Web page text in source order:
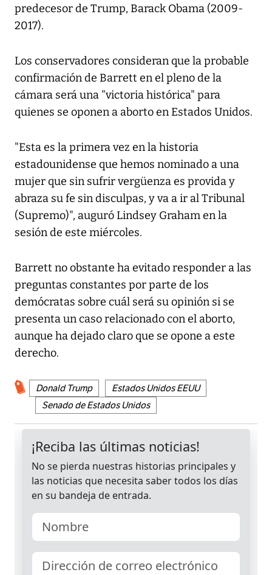
predecesor de Trump, Barack Obama (2009-
2017).
Los conservadores consideran que la probable
confirmación de Barrett en el pleno de la
cámara será una "victoria histórica" para
quienes se oponen a aborto en Estados Unidos.
"Esta es la primera vez en la historia
estadounidense que hemos nominado a una
mujer que sin sufrir vergüenza es provida y
abraza su fe sin disculpas, y va a ir al Tribunal
(Supremo)", auguró Lindsey Graham en la
sesión de este miércoles.
Barrett no obstante ha evitado responder a las
preguntas constantes por parte de los
demócratas sobre cuál será su opinión si se
presenta un caso relacionado con el aborto,
aunque ha dejado claro que se opone a este
derecho.
Donald Trump
Estados Unidos EEUU
Senado de Estados Unidos